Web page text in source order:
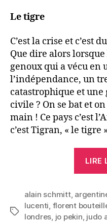
Le tigre
C’est la crise et c’est
Que dire alors
genoux qui a vécu en
l’indépendance, un
catastrophique et
civile ? On se bat et
main ! Ce pays c’est
c’est Tigran, « le tigre
LIRE
Étiquettes
alain schmitt,
lucenti, florent
londres, jo pekin, judo